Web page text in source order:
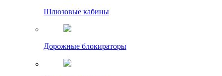
Шлюзовые кабины
Дорожные блокираторы